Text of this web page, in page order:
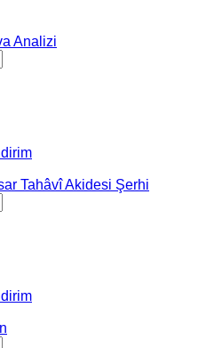
Analizi
Tahâvî Akidesi Şerhi